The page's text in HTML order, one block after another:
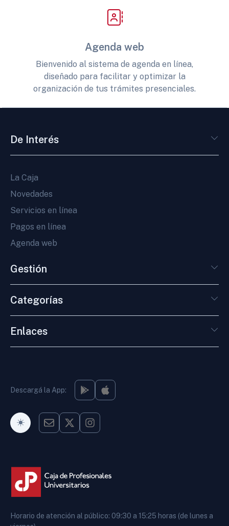
Agenda web
Bienvenido al sistema de agenda en línea,
diseñado para facilitar y optimizar la
organización de tus trámites presenciales.
De Interés
La Caja
Novedades
Servicios en línea
Pagos en línea
Agenda web
Gestión
Categorías
Enlaces
Descargá la App:
Modo Oscuro
Horario de atención al público: 09:30 a 15:25 horas (de lunes a